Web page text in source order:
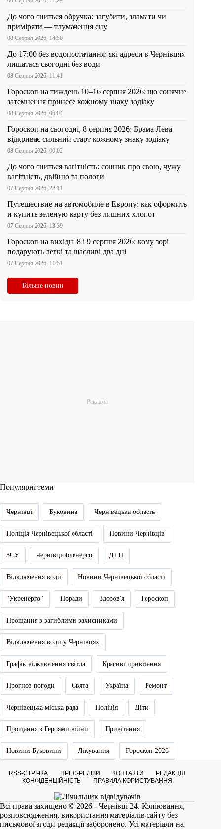
До чого сниться обручка: загубити, зламати чи
приміряти — тлумачення сну
08 Серпня 2026, 14:50
До 17:00 без водопостачання: які адреси в Чернівцях
лишаться сьогодні без води
08 Серпня 2026, 11:41
Гороскоп на тиждень 10–16 серпня 2026: що сонячне
затемнення принесе кожному знаку зодіаку
08 Серпня 2026, 06:04
Гороскоп на сьогодні, 8 серпня 2026: Брама Лева
відкриває сильний старт кожному знаку зодіаку
08 Серпня 2026, 00:02
До чого сниться вагітність: сонник про свою, чужу
вагітність, двійню та пологи
07 Серпня 2026, 22:11
Путешествие на автомобиле в Европу: как оформить
и купить зеленую карту без лишних хлопот
07 Серпня 2026, 13:39
Гороскоп на вихідні 8 і 9 серпня 2026: кому зорі
подарують легкі та щасливі два дні
07 Серпня 2026, 11:51
Більше новин
Популярні теми
Чернівці Буковина Чернівецька область
Поліція Чернівецької області Новини Чернівців
ЗСУ Чернівціобленерго ДТП
Відключення води Новини Чернівецької області
"Укренерго" Поради Здоров'я Гороскоп
Прощання з загиблими захисниками
Відключення води у Чернівцях
Графік відключення світла Красиві привітання
Прогноз погоди Свята Україна Ремонт
Чернівецька міська рада Поліція Діти
Прощання з Героями війни Привітання
Новини Буковини Лікування Гороскоп 2026
RSS-СТРІЧКА ПРЕС-РЕЛІЗИ КОНТАКТИ
РЕДАКЦІЯ
КОНФІДЕНЦІЙНІСТЬ
ПРАВИЛА КОРИСТУВАННЯ
Всі права захищено © 2026 - Чернівці 24. Копіювання,
розповсюдження, використання матеріалів сайту без
письмової згоди редакції заборонено. Усі матеріали на